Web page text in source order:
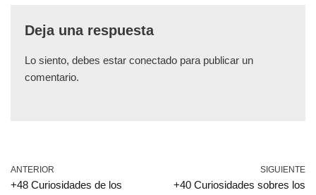
Deja una respuesta
Lo siento, debes estar conectado para publicar un
comentario.
ANTERIOR
+48 Curiosidades de los
SIGUIENTE
+40 Curiosidades sobres los